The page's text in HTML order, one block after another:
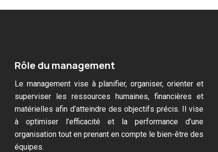
Rôle du management
Le management vise à planifier, organiser, orienter et
superviser les ressources humaines, financières et
matérielles afin d’atteindre des objectifs précis. Il vise
à optimiser l’efficacité et la performance d’une
organisation tout en prenant en compte le bien-être des
équipes.